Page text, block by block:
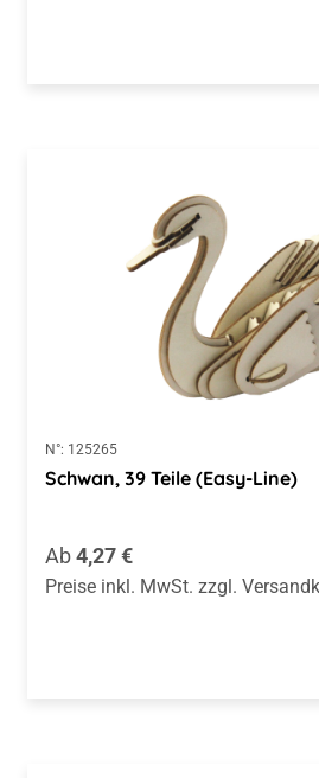
N°: 125265
Schwan, 39 Teile (Easy-Line)
Regulärer Preis:
Ab4,27 €
Preise inkl. MwSt. zzgl.